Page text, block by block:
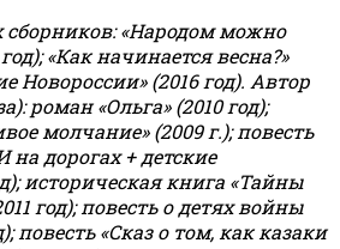
сборников: «Народом можно
«Как начинается весна?»
Новороссии» (2016 год). Автор
роман «Ольга» (2010 год);
молчание» (2009 г.); повесть
дорогах + детские
историческая книга «Тайны
год); повесть о детях войны
повесть «Сказ о том, как казаки